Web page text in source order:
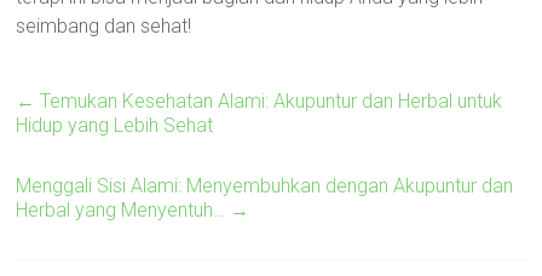
seimbang dan sehat!
← Temukan Kesehatan Alami: Akupuntur dan Herbal untuk
Hidup yang Lebih Sehat
Menggali Sisi Alami: Menyembuhkan dengan Akupuntur dan
Herbal yang Menyentuh… →